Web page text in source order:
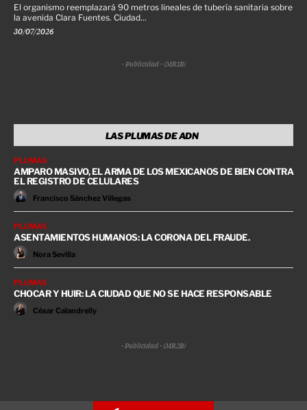
El organismo reemplazará 90 metros lineales de tubería sanitaria sobre
la avenida Clara Fuentes. Ciudad...
30/07/2026
- Publicidad - (MR1B)
LAS PLUMAS DE ADN
PLUMAS
AMPARO MASIVO, EL ARMA DE LOS MEXICANOS DE BIEN CONTRA
EL REGISTRO DE CELULARES
Francisco Sánchez Villegas
PLUMAS
ASENTAMIENTOS HUMANOS: LA CORONA DEL FRAUDE.
Nora Sevilla
PLUMAS
CHOCAR Y HUIR: LA CIUDAD QUE NO SE HACE RESPONSABLE
César Calandrelly
- Publicidad - (MR2B)